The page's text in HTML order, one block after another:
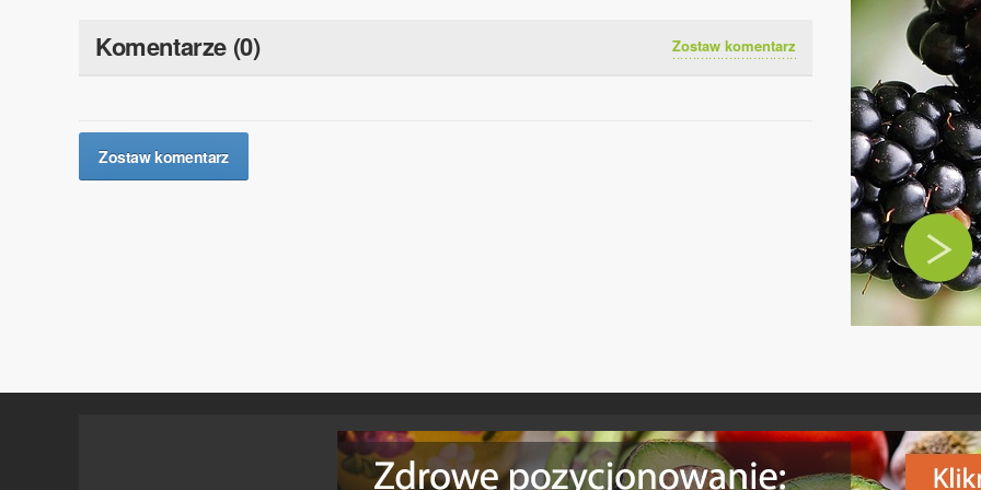
Komentarze (0) Zostaw komentarz
Zostaw komentarz